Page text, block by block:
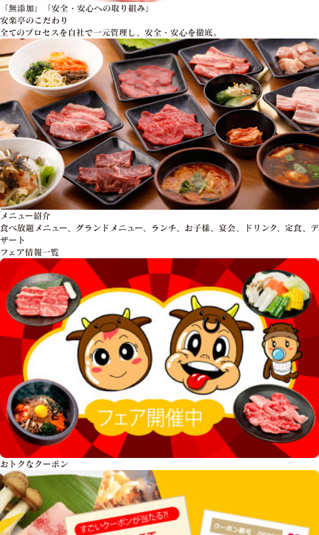
「無添加」「安全・安心への取り組み」
安楽亭のこだわり
全てのプロセスを自社で一元管理し、安全・安心を徹底。
メニュー紹介
食べ放題メニュー、グランドメニュー、ランチ、お子様、宴会、ドリンク、定食、デ
ザート
フェア情報一覧
おトクな クーポン